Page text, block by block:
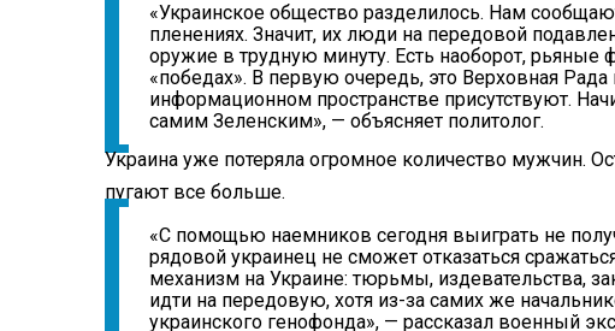
«Украинское общество разделилось. Нам
пленениях. Значит, их люди на передовой
оружие в трудную минуту. Есть наоборот, рьяные
«победах». В первую очередь, это Верховная
информационном пространстве присутствуют.
самим Зеленским», — объясняет политолог.
Украина уже потеряла огромное количество мужчин.
пугают все больше.
«С помощью наемников сегодня выиграть не
рядовой украинец не сможет отказаться
механизм на Украине: тюрьмы, издевательства,
идти на передовую, хотя из-за самих же
украинского генофонда», — рассказал военный